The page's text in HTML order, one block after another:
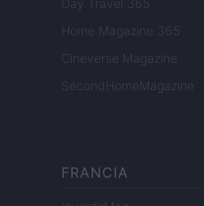
Day Travel 365
Home Magazine 365
Cineverse Magazine
SecondHomeMagazine
FRANCIA